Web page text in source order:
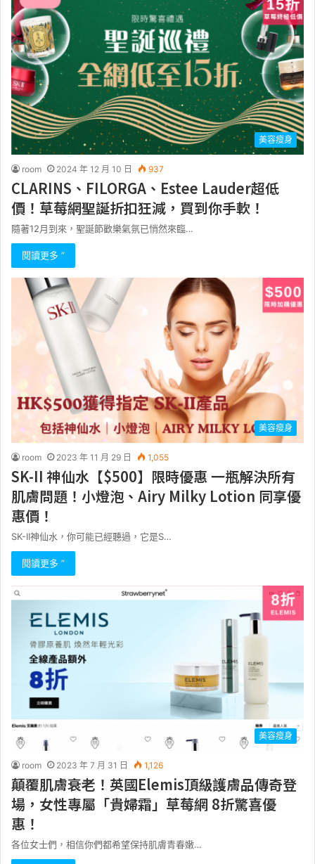
美容瘦身
room 2024 年 12 月 10 日 937
CLARINS、FILORGA、Estee Lauder超低
價！草莓網聖誕折扣狂減，買到你手軟！
隨著12月到來，聖誕節歡樂氣氛已悄然來臨…
閱讀更多 ”
美容瘦身
room 2023 年 11 月 29 日 1,055
SK-II 神仙水【$500】限時優惠 一瓶解決所有
肌膚問題！小燈泡、Airy Milky Lotion 同享優
惠價！
SK-II神仙水，你可能已經聽過，它是S…
閱讀更多 ”
美容瘦身
room 2023 年 7 月 31 日 1,126
顛覆肌膚衰老！英國Elemis頂級護膚品傳奇登
場，女性專屬「貴婦霜」草莓網 8折驚喜優
惠！
各位女士們，相信你們都希望保持肌膚青春嫩…